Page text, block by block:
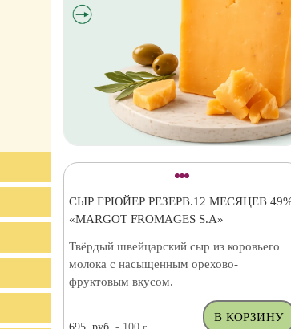
СЫР ГРЮЙЕР РЕЗЕРВ.12 МЕСЯЦЕВ
«MARGOT FROMAGES S.A»
Твёрдый швейцарский сыр из коровьего
молока с насыщенным орехово-
фруктовым вкусом.